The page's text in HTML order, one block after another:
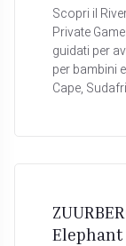
Scopri il
Private
guidati per
per bambini
Cape,
Elephant